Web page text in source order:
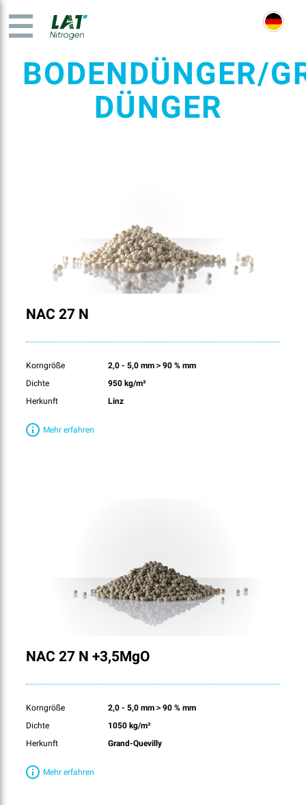
BODENDÜNGER/
DÜNGER
NAC 27 N
Korngröße
2,0 - 5,0 mm＞90 % mm
Dichte
950 kg/m³
Herkunft
Linz
Mehr erfahren
NAC 27 N +3,5MgO
Korngröße
2,0 - 5,0 mm＞90 % mm
Dichte
1050 kg/m³
Herkunft
Grand-Quevilly
Mehr erfahren